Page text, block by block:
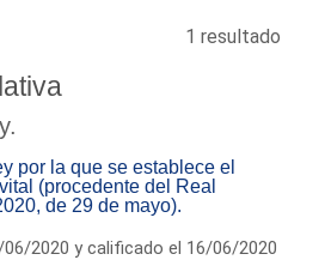
1 resultado
por la que se establece el
(procedente del Real
de 29 de mayo).
2020 y calificado el 16/06/2020